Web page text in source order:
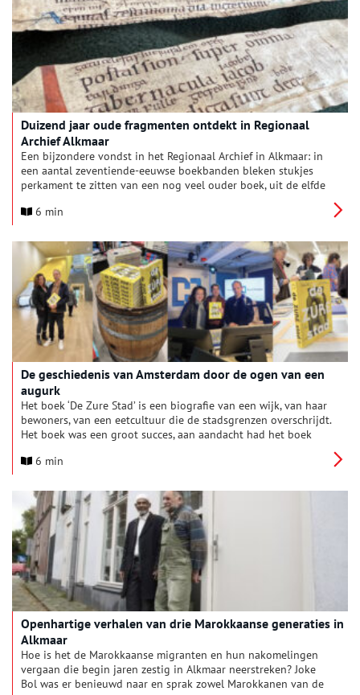
Duizend jaar oude fragmenten ontdekt in Regionaal
Archief Alkmaar
Een bijzondere vondst in het Regionaal Archief in Alkmaar: in
een aantal zeventiende-eeuwse boekbanden bleken stukjes
perkament te zitten van een nog veel ouder boek, uit de elfde
het archief. De ontdekking is mogelijk een sleutel tot de
hetzelfde handgeschreven boek – misschien zelfs een vorstelijk
exemplaar – werden namelijk eerder gevonden in Engeland,
Duitsland en Polen.
6 min
De geschiedenis van Amsterdam door de ogen van een
augurk
Het boek ‘De Zure Stad’ is een biografie van een wijk, van haar
bewoners, van een eetcultuur die de stadsgrenzen overschrijdt.
Het boek was een groot succes, aan aandacht had het boek
meest gelezen artikel op Oneindig Noord-Holland, maar kreeg
6 min
Openhartige verhalen van drie Marokkaanse generaties in
Alkmaar
Hoe is het de Marokkaanse migranten en hun nakomelingen
vergaan die begin jaren zestig in Alkmaar neerstreken? Joke
Bol was er benieuwd naar en sprak zowel Marokkanen van de